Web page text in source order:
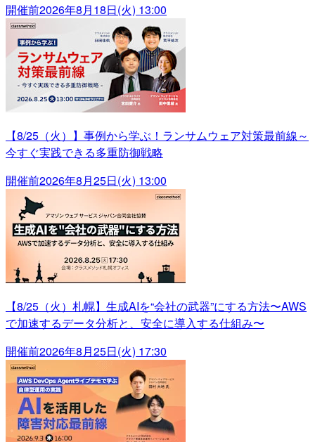
開催前2026年8月18日(火) 13:00
【8/25（火）】事例から学ぶ！ランサムウェア対策最前線～
今すぐ実践できる多重防御戦略
開催前2026年8月25日(火) 13:00
【8/25（火）札幌】生成AIを“会社の武器”にする方法〜AWS
で加速するデータ分析と、安全に導入する仕組み〜
開催前2026年8月25日(火) 17:30